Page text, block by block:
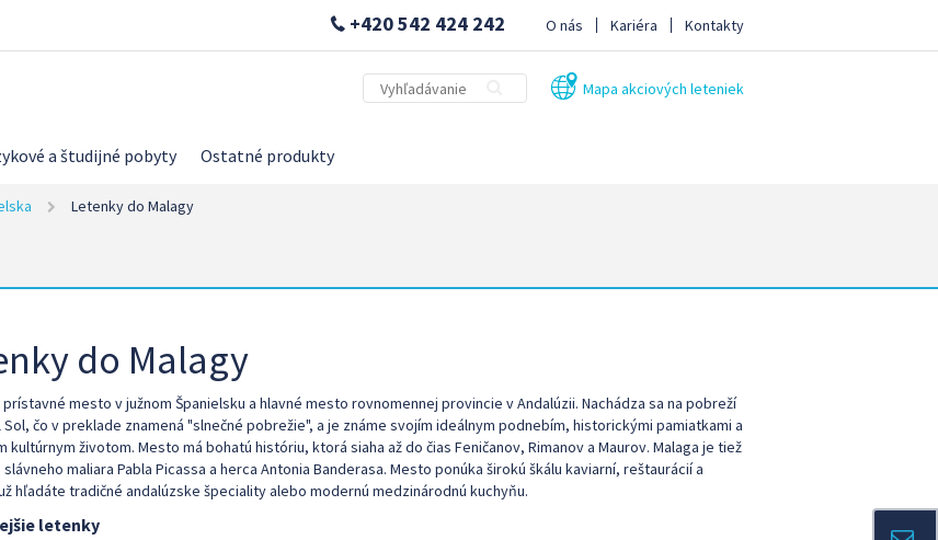
+420 542 424 242 O nás Kariéra Kontakty
Mapa akciových leteniek
a študijné pobyty Ostatné produkty
Letenky do Malagy
do Malagy
prístavné mesto v južnom Španielsku a hlavné mesto rovnomennej provincie v Andalúzii. Nachádza sa na pobreží
Sol, čo v preklade znamená "slnečné pobrežie", a je známe svojím ideálnym podnebím, historickými pamiatkami a
kultúrnym životom. Mesto má bohatú históriu, ktorá siaha až do čias Feničanov, Rimanov a Maurov. Malaga je tiež
maliara Pabla Picassa a herca Antonia Banderasa. Mesto ponúka širokú škálu kaviarní, reštaurácií a
hľadáte tradičné andalúzske špeciality alebo modernú medzinárodnú kuchyňu.
letenky